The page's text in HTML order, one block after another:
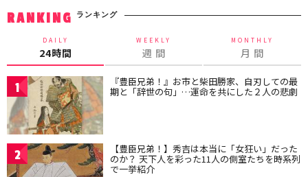
RANKING ランキング
DAILY
24時間
WEEKLY
週 間
MONTHLY
月 間
1 『豊臣兄弟！』お市と柴田勝家、自刃しての最
期と「辞世の句」…運命を共にした２人の悲劇
2 【豊臣兄弟！】秀吉は本当に「女狂い」だった
のか？ 天下人を彩った11人の側室たちを時系列
で一挙紹介